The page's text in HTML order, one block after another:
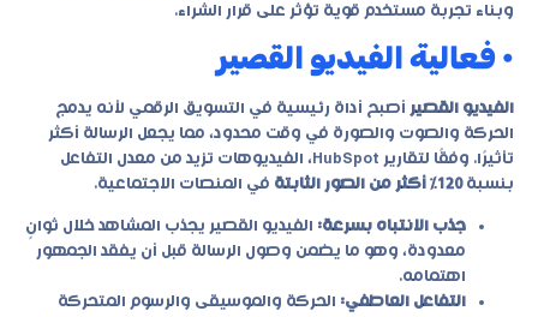
وبناء تجربة مستخدم قوية تؤثر على قرار الشراء.
• فعالية الفيديو القصير
الفيديو القصير أصبح أداة رئيسية في التسويق الرقمي لأنه يدمج
الحركة والصوت والصورة في وقت محدود، مما يجعل الرسالة أكثر
تأثيرًا. وفقًا لتقارير HubSpot، الفيديوهات تزيد من معدل التفاعل
بنسبة120% أكثر من الصور الثابتة في المنصات الاجتماعية.
جذب الانتباه بسرعة: الفيديو القصير يجذب المشاهد خلال ثوانٍ
معدودة، وهو ما يضمن وصول الرسالة قبل أن يفقد الجمهور
اهتمامه.
التفاعل العاطفي: الحركة والموسيقى والرسوم المتحركة